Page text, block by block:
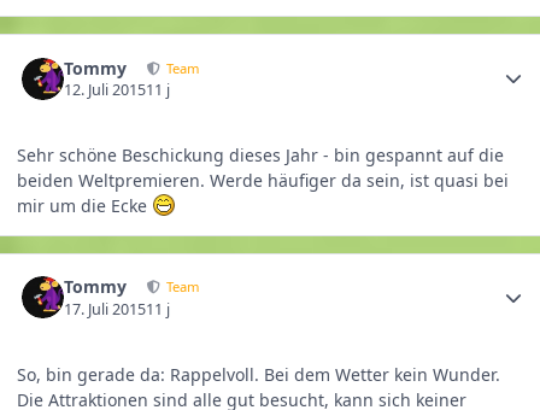
Tommy Team
12. Juli 201511 j
Sehr schöne Beschickung dieses Jahr - bin gespannt auf die
beiden Weltpremieren. Werde häufiger da sein, ist quasi bei
mir um die Ecke
Tommy Team
17. Juli 201511 j
So, bin gerade da: Rappelvoll. Bei dem Wetter kein Wunder.
Die Attraktionen sind alle gut besucht, kann sich keiner